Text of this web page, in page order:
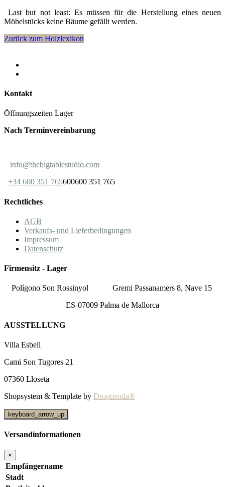
Last but not least: Es müssen für die Herstellung eines neuen
Möbelstücks keine Bäume gefällt werden.
Zurück zum Holzlexikon
Kontakt
Öffnungszeiten Lager
Nach Terminvereinbarung
info@thebigtablestudio.com
+34 600 351 765600600 351 765
Rechtliches
AGB
Verkaufs- und Lieferbedingungen
Impressum
Datenschutz
Firmensitz - Lager
Polígono Son Rossinyol Gremi Passanamers 8, Nave 15
ES-07009 Palma de Mallorca
AUSSTELLUNG
Villa Esbell
Cami Son Tugores 21
07360 Lloseta
Shopsystem & Template by Droptienda®
keyboard_arrow_up
Versandinformationen
×
Empfängername
Stadt